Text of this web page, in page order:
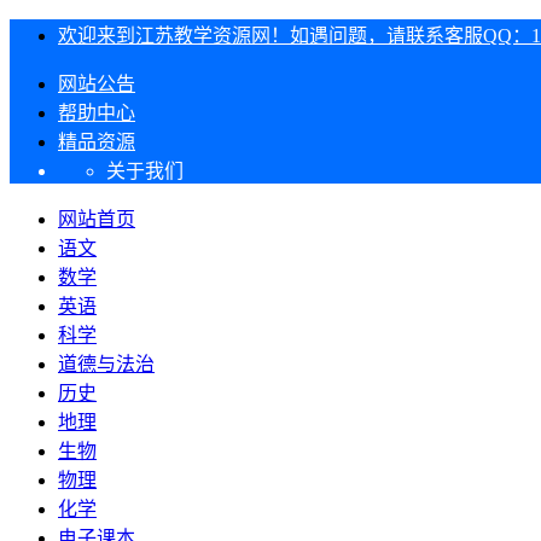
欢迎来到江苏教学资源网！如遇问题，请联系客服QQ：
网站公告
帮助中心
精品资源
关于我们
网站首页
语文
数学
英语
科学
道德与法治
历史
地理
生物
物理
化学